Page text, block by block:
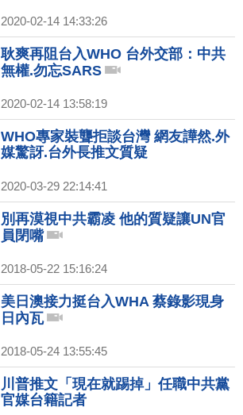
2020-02-14 14:33:26
耿爽再阻台入WHO 台外交部：中共
無權.勿忘SARS
2020-02-14 13:58:19
WHO專家裝聾拒談台灣 網友譁然.外
媒驚訝.台外長推文質疑
2020-03-29 22:14:41
別再漠視中共霸凌 他的質疑讓UN官
員閉嘴
2018-05-22 15:16:24
美日澳接力挺台入WHA 蔡錄影現身
日內瓦
2018-05-24 13:55:45
川普推文「現在就踢掉」任職中共黨
官媒台籍記者